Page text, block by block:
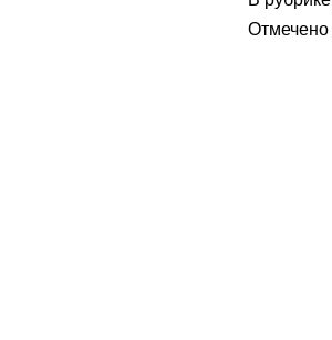
Отмечено